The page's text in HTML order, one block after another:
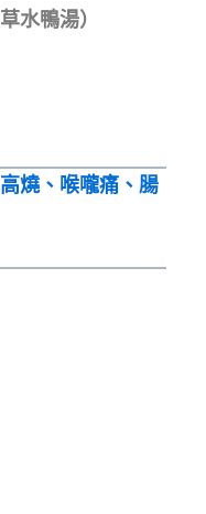
水鴨湯）
燒、喉嚨痛、腸